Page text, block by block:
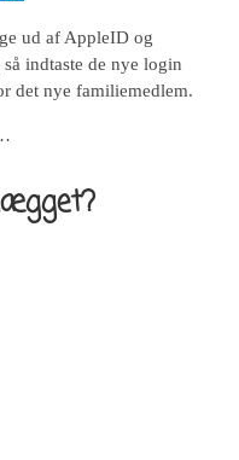
ud af AppleID og
indtaste de nye login
det nye familiemedlem.